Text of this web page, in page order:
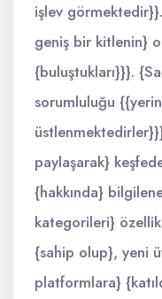
işlev
geniş bir kitlenin}
{buluştukları}}}.
sorumluluğu
paylaşarak}
{hakkında}
kategorileri}
{sahip olup}, yeni
platformlara}